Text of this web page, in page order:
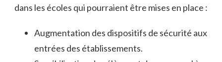
dans les écoles qui pourraient être mises en place :
Augmentation des dispositifs de sécurité aux
entrées des établissements.